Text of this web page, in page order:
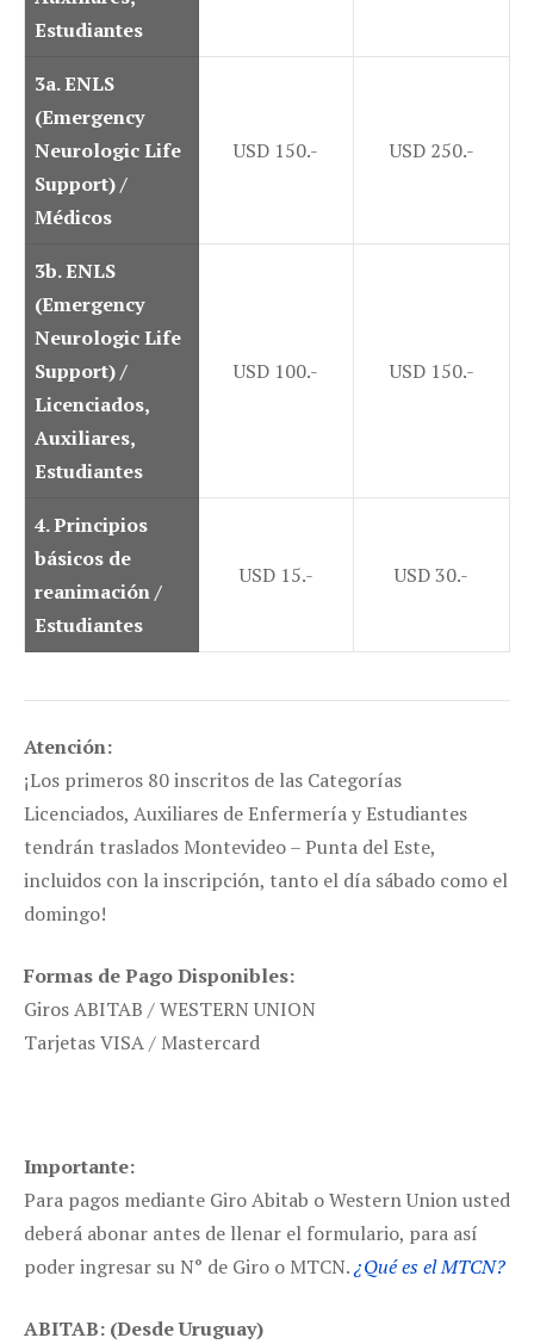
Estudiantes
3a.ENLS
(Emergency
Neurologic Life
Support) /
Médicos
USD 150.- USD 250.-
3b.ENLS
(Emergency
Neurologic Life
Support) /
Licenciados,
Auxiliares,
Estudiantes
USD 100.- USD 150.-
4. Principios
básicos de
reanimación /
Estudiantes
USD 15.- USD 30.-
Atención:
¡Los primeros 80 inscritos de las Categorías
Licenciados, Auxiliares de Enfermería y Estudiantes
tendrán traslados Montevideo – Punta del Este,
incluidos con la inscripción, tanto el día sábado como el
domingo!
Formas de Pago Disponibles:
Giros ABITAB / WESTERN UNION
Tarjetas VISA / Mastercard
Importante:
Para pagos mediante Giro Abitab o Western Union usted
deberá abonar antes de llenar el formulario, para así
poder ingresar su N° de Giro o MTCN.¿Qué es el MTCN?
ABITAB: (Desde Uruguay)